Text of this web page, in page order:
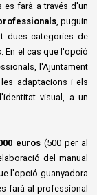
es farà a través d'un
, puguin
dues categories de
En el cas que l'opció
l'Ajuntament
adaptacions i els
visual, a un
euros (500 per al
del manual
l'opció guanyadora
farà al professional